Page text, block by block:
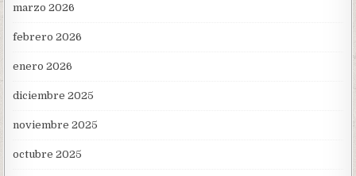
marzo 2026
febrero 2026
enero 2026
diciembre 2025
noviembre 2025
octubre 2025